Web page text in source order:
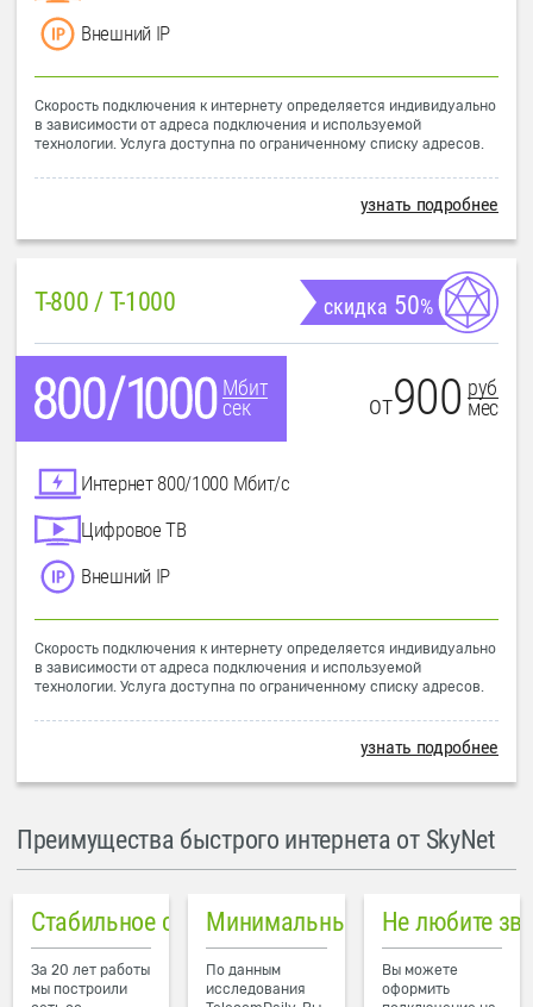
Внешний IP
Скорость подключения к интернету определяется индивидуально
в зависимости от адреса подключения и используемой
технологии. Услуга доступна по ограниченному списку адресов.
узнать подробнее
T-800 / T-1000 скидка 50%
Мбит
сек
от900 руб
мес
Интернет 800/1000 Мбит/с
Цифровое ТВ
Внешний IP
Скорость подключения к интернету определяется индивидуально
в зависимости от адреса подключения и используемой
технологии. Услуга доступна по ограниченному списку адресов.
узнать подробнее
Преимущества быстрого интернета от SkyNet
Стабильное соединение
За 20 лет работы
мы построили
Минимальный пинг в городе
По данным
исследования
Не любите
Вы можете
оформить